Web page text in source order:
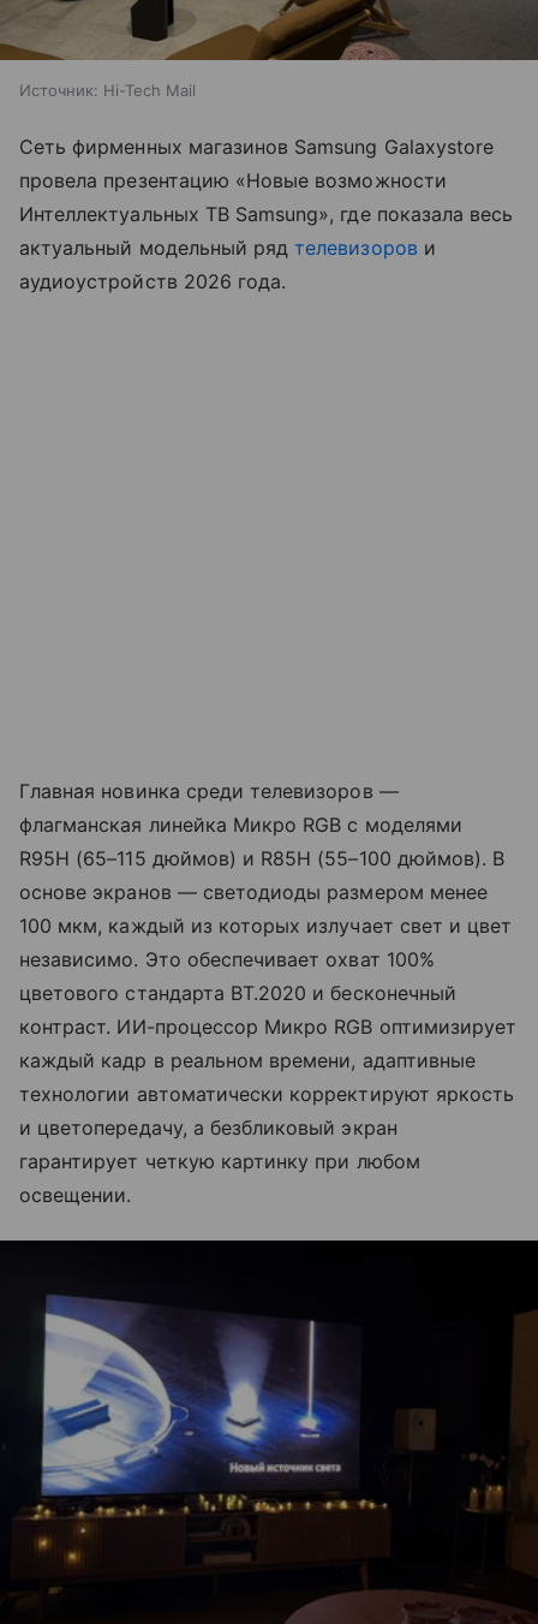
Источник: Hi-Tech Mail
Сеть фирменных магазинов Samsung Galaxystore
провела презентацию «Новые возможности
Интеллектуальных ТВ Samsung», где показала весь
актуальный модельный рядтелевизоров и
аудиоустройств 2026 года.
Главная новинка среди телевизоров —
флагманская линейка Микро RGB с моделями
R95H (65–115 дюймов) и R85H (55–100 дюймов). В
основе экранов — светодиоды размером менее
100 мкм, каждый из которых излучает свет и цвет
независимо. Это обеспечивает охват 100%
цветового стандарта BT.2020 и бесконечный
контраст. ИИ-процессор Микро RGB оптимизирует
каждый кадр в реальном времени, адаптивные
технологии автоматически корректируют яркость
и цветопередачу, а безбликовый экран
гарантирует четкую картинку при любом
освещении.